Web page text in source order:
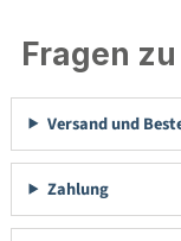
Fragen
Versand und
Zahlung